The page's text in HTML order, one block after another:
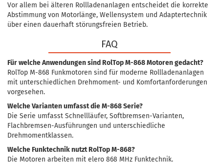
Vor allem bei älteren Rollladenanlagen entscheidet die korrekte
Abstimmung von Motorlänge, Wellensystem und Adaptertechnik
über einen dauerhaft störungsfreien Betrieb.
FAQ
Für welche Anwendungen sind RolTop M-868 Motoren gedacht?
RolTop M-868 Funkmotoren sind für moderne Rollladenanlagen
mit unterschiedlichen Drehmoment- und Komfortanforderungen
vorgesehen.
Welche Varianten umfasst die M-868 Serie?
Die Serie umfasst Schnellläufer, Softbremsen-Varianten,
Flachbremsen-Ausführungen und unterschiedliche
Drehmomentklassen.
Welche Funktechnik nutzt RolTop M-868?
Die Motoren arbeiten mit elero 868 MHz Funktechnik.